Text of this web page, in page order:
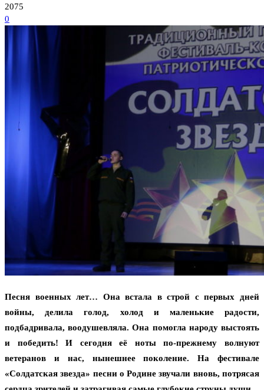
2075
0
Песня военных лет… Она встала в строй с первых дней
войны, делила голод, холод и маленькие радости,
подбадривала, воодушевляла. Она помогла народу выстоять
и победить! И сегодня её ноты по-прежнему волнуют
ветеранов и нас, нынешнее поколение. На фестивале
«Солдатская звезда» песни о Родине звучали вновь, потрясая